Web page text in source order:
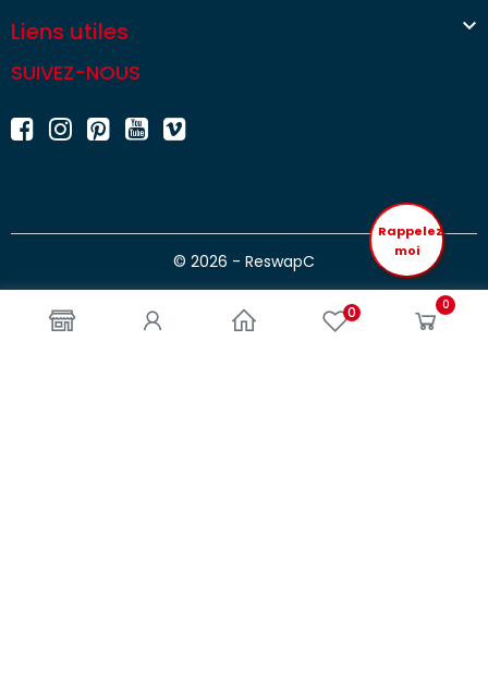
0 0
Liens utiles 
SUIVEZ-NOUS
© 2026 - ReswapC
Rappelez
moi